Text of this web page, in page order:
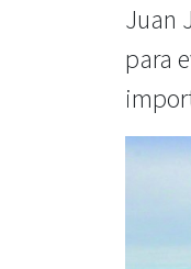
Juan
para